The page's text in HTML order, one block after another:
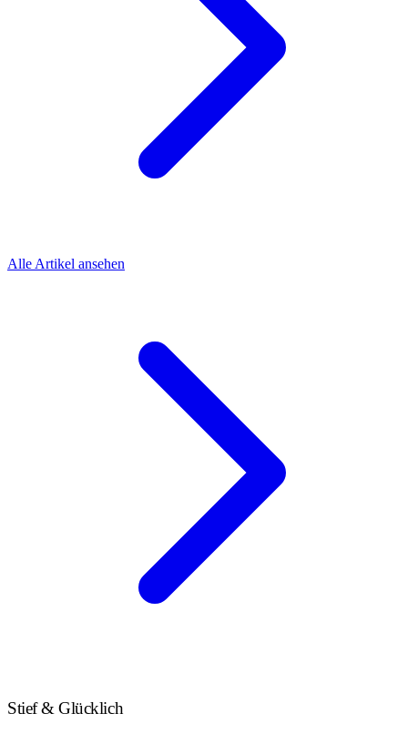
Alle Artikel ansehen
Stief & Glücklich